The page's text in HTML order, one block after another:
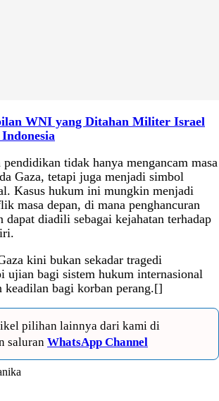
WNI yang Ditahan Militer Israel
tidak hanya mengancam masa
Gaza, tetapi juga menjadi simbol
Kasus hukum ini mungkin menjadi
masa depan, di mana penghancuran
diadili sebagai kejahatan terhadap
kini bukan sekadar tragedi
ujian bagi sistem hukum internasional
keadilan bagi korban perang.[]
pilihan lainnya dari kami di
saluran WhatsApp Channel